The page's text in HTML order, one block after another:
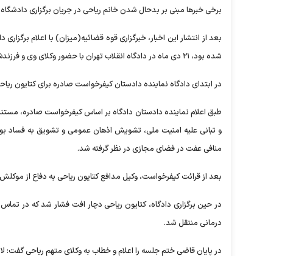
برخی خبرها مبنی بر بدحال شدن خانم ریاحی در جریان برگزاری
بعد از انتشار این اخبار، خبرگزاری قوه قضائیه(میزان) با اعلام
شده بود، ۲۱ دی ماه در دادگاه انقلاب تهران با حضور وکلای وی و فرزندش برگزار شد.
در ابتدای دادگاه نماینده دادستان کیفرخواست صادره برای کتایون
طبق اعلام نماینده دادستان دادگاه بر اساس کیفرخواست صادره،
منافی عفت در فضای مجازی در نظر گرفته شد.
بعد از قرائت کیفرخواست، وکیل مدافع کتایون ریاحی به دفاع از
در حین برگزاری دادگاه، کتایون ریاحی دچار افت فشار شد که در
درمانی منتقل شد.
در پایان قاضی ختم جلسه را اعلام و خطاب به وکلای متهم ریاحی گفت: